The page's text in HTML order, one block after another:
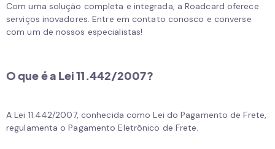
Com uma solução completa e integrada, a Roadcard oferece
serviços inovadores. Entre em contato conosco e converse
com um de nossos especialistas!
O que é a Lei 11.442/2007?
A Lei 11.442/2007, conhecida como Lei do Pagamento de Frete,
regulamenta o Pagamento Eletrônico de Frete.